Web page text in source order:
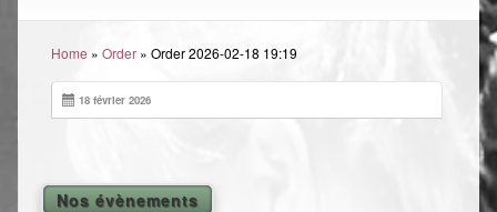
L’art japonais
Séances
En entreprise
Yoga
Home » Order» Order 2026-02-18 19:19
18 février 2026
Nos évènements